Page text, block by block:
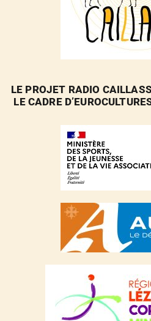
LE PROJET RADIO
LE CADRE